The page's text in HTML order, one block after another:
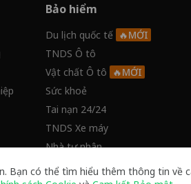
Bảo hiểm
Du lịch quốc tế
TNDS Ô tô
Vật chất Ô tô
Sức khoẻ
Tai nạn 24/24
TNDS Xe máy
Nhà tư nhân
Ung thư và bệnh hiểm nghèo
Bạn có thể tìm hiểu thêm thông tin về